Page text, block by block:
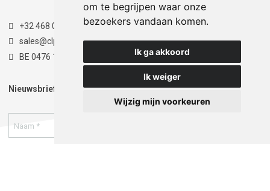
om te begrijpen waar onze
bezoekers vandaan komen.
Ik ga akkoord
Ik weiger
Wijzig mijn voorkeuren
+32 468 020 900
sales@clpt.be
BE 0476 174 681
Nieuwsbrief